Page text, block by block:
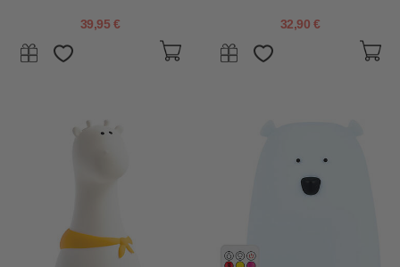
39,95 €
Buio!
32,90 €